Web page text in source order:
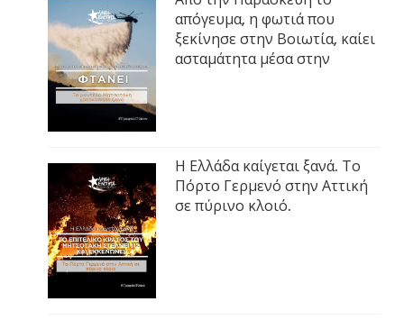
απόγευμα, η φωτιά που
ξεκίνησε στην Βοιωτία, καίει
ασταμάτητα μέσα στην
Η Ελλάδα καίγεται ξανά. Το
Πόρτο Γερμενό στην Αττική
σε πύρινο κλοιό.